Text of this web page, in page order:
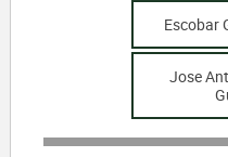
Escobar
Jose